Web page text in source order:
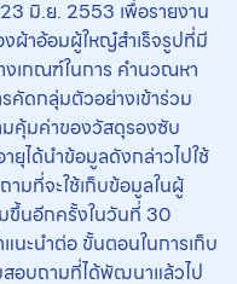
มิ.ย. 2553 เพื่อรายงาน
ผ้าอ้อมผู้ใหญ๋สำเร็จรูปที่มี
งเกณฑ์ในการ คำนวณหา
คัดกลุ่มตัวอย่างเข้าร่วม
มคุ้มค่าของวัสดุรองซับ
ยุได้นำข้อมูลดังกล่าวไปใช้
ามที่จะใช้เก็บข้อมูลในผู้
ขึ้นอีกครั้งในวันที่ 30
นะนำต่อ ขั้นตอนในการเก็บ
สอบถามที่ได้พัฒนาแล้วไป